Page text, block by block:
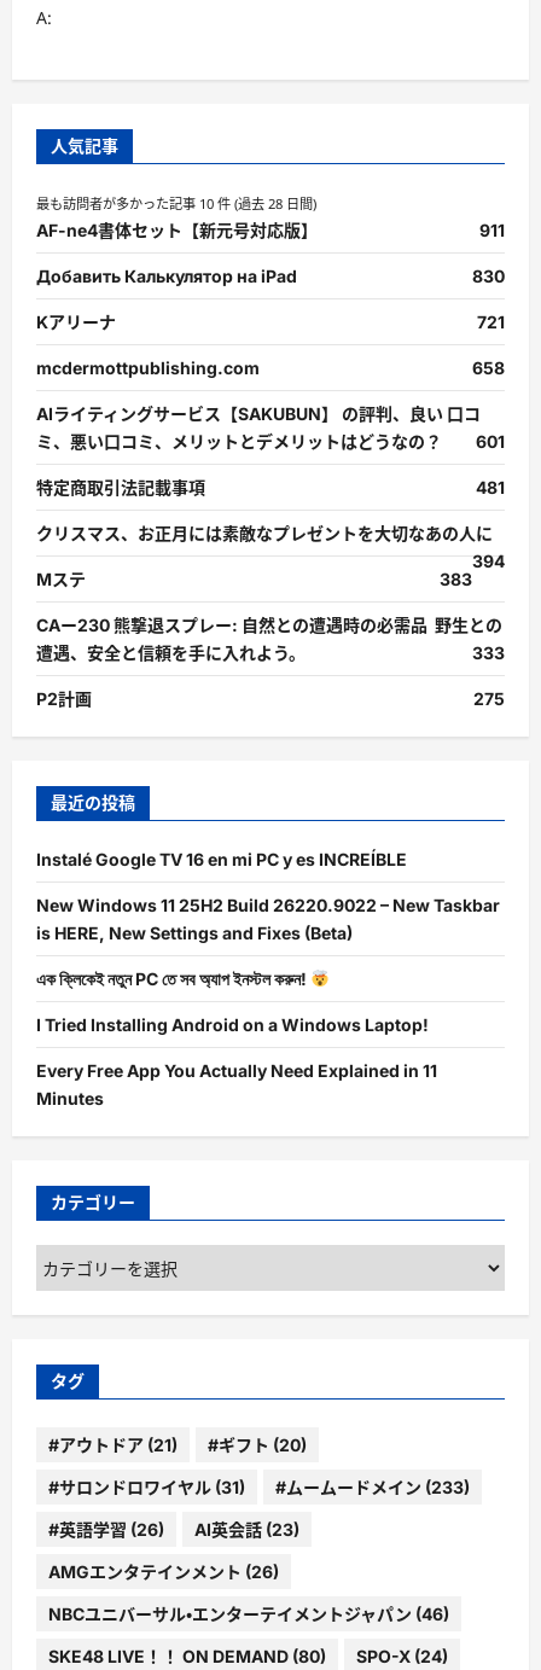
A:
人気記事
最も訪問者が多かった記事 10 件 (過去 28 日間)
AF-ne4書体セット【新元号対応版】 911
Добавить Калькулятор на iPad 830
Kアリーナ 721
mcdermottpublishing.com 658
AIライティングサービス【SAKUBUN】 の評判、良い 口コ
ミ、悪い口コミ、メリットとデメリットはどうなの？
601
特定商取引法記載事項 481
クリスマス、お正月には素敵なプレゼントを大切なあの人に
394
Mステ
383
CAー230 熊撃退スプレー: 自然との遭遇時の必需品 野生との
遭遇、安全と信頼を手に入れよう。
333
P2計画 275
最近の投稿
Instalé Google TV 16 en mi PC y es INCREÍBLE
New Windows 11 25H2 Build 26220.9022 – New Taskbar
is HERE, New Settings and Fixes (Beta)
এক ক্লিকেই নতুন PC তে সব অ্যাপ ইনস্টল করুন!
I Tried Installing Android on a Windows Laptop!
Every Free App You Actually Need Explained in 11
Minutes
カテゴリー
カ
テ
ゴ
ー
タグ
#アウトドア (21) #ギフト (20)
#サロンドロワイヤル (31) #ムームードメイン (233)
#英語学習 (26) AI英会話 (23)
AMGエンタテインメント (26)
NBCユニバーサル・エンターテイメントジャパン (46)
SKE48 LIVE！！ ON DEMAND (80) SPO-X (24)